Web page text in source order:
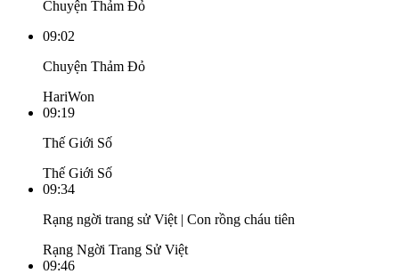
Chuyện Thảm Đỏ
09:02
Chuyện Thảm Đỏ
HariWon
09:19
Thế Giới Số
Thế Giới Số
09:34
Rạng ngời trang sử Việt | Con rồng cháu tiên
Rạng Ngời Trang Sử Việt
09:46